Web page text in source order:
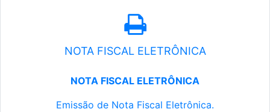
NOTA FISCAL ELETRÔNICA
NOTA FISCAL ELETRÔNICA
Emissão de Nota Fiscal Eletrônica.